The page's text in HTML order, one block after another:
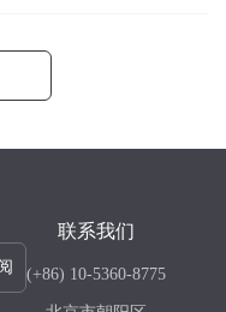
联系我们
(+86) 10-5360-8775